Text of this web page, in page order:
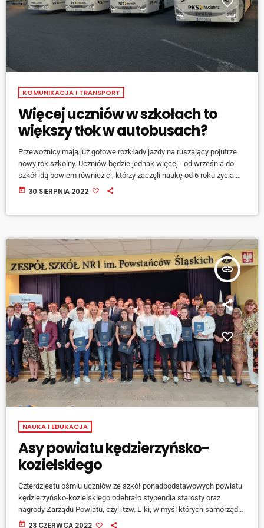
KOMUNIKACJA I TRANSPORT
Więcej uczniów w szkołach to
większy tłok w autobusach?
Przewoźnicy mają już gotowe rozkłady jazdy na ruszający pojutrze
nowy rok szkolny. Uczniów będzie jednak więcej - od września do
szkół idą bowiem również ci, którzy zaczęli naukę od 6 roku życia.
Rozkłady są odpowiednio przygotowane, ale sporo zależy od
rozkładzie jazdy.
today 30 SIERPNIA 2022
insert_link
NAUKA I EDUKACJA
Asy powiatu kędzierzyńsko-
kozielskiego
Czterdziestu ośmiu uczniów ze szkół ponadpodstawowych powiatu
kędzierzyńsko-kozielskiego odebrało stypendia starosty oraz
nagrody Zarządu Powiatu, czyli tzw. L-ki, w myśl których samorząd
współfinansuje im kursy prawa jazdy. Mówi starosta powiatu Paweł
today 23 CZERWCA 2022